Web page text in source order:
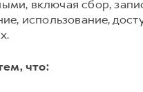
включая сбор,
использование,
что: